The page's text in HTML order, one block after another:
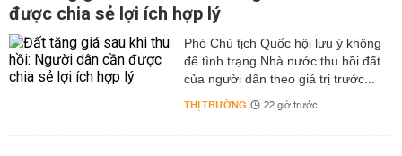
được chia sẻ lợi ích hợp lý
Phó Chủ tịch Quốc hội lưu ý không
để tình trạng Nhà nước thu hồi đất
của người dân theo giá trị trước...
THỊ TRƯỜNG 22 giờ trước